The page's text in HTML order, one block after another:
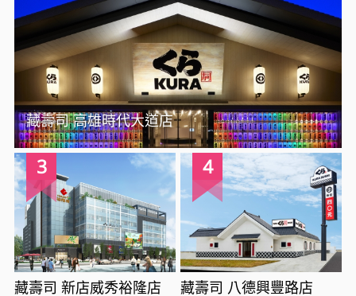
藏壽司 高雄時代大道店
3
藏壽司 新店威秀裕隆店
4
藏壽司 八德興豐路店